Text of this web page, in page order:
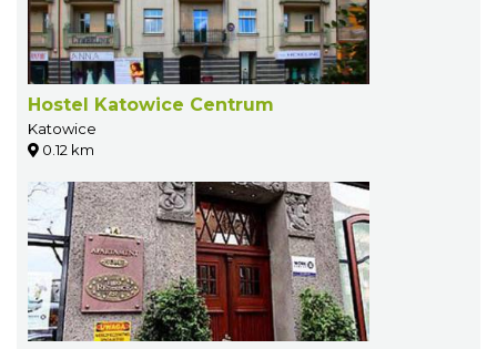
Hostel Katowice Centrum
Katowice
0.12 km